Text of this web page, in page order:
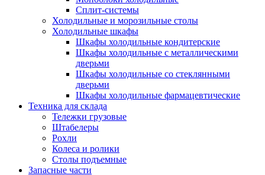
Сплит-системы
Холодильные и морозильные столы
Холодильные шкафы
Шкафы холодильные кондитерские
Шкафы холодильные с металлическими
дверьми
Шкафы холодильные со стеклянными
дверьми
Шкафы холодильные фармацевтические
Техника для склада
Тележки грузовые
Штабелеры
Рохли
Колеса и ролики
Столы подъемные
Запасные части